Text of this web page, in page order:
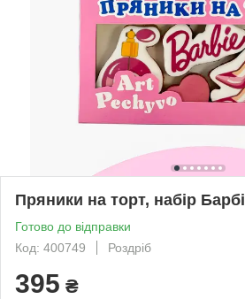
Пряники на торт, набір Барбі
Готово до відправки
Код: 400749
Роздріб
395 ₴